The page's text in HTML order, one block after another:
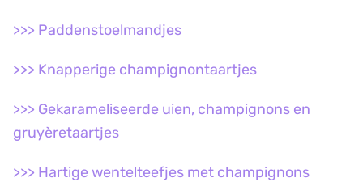
>>> Paddenstoelmandjes
>>> Knapperige champignontaartjes
>>> Gekarameliseerde uien, champignons en
gruyèretaartjes
>>> Hartige wentelteefjes met champignons